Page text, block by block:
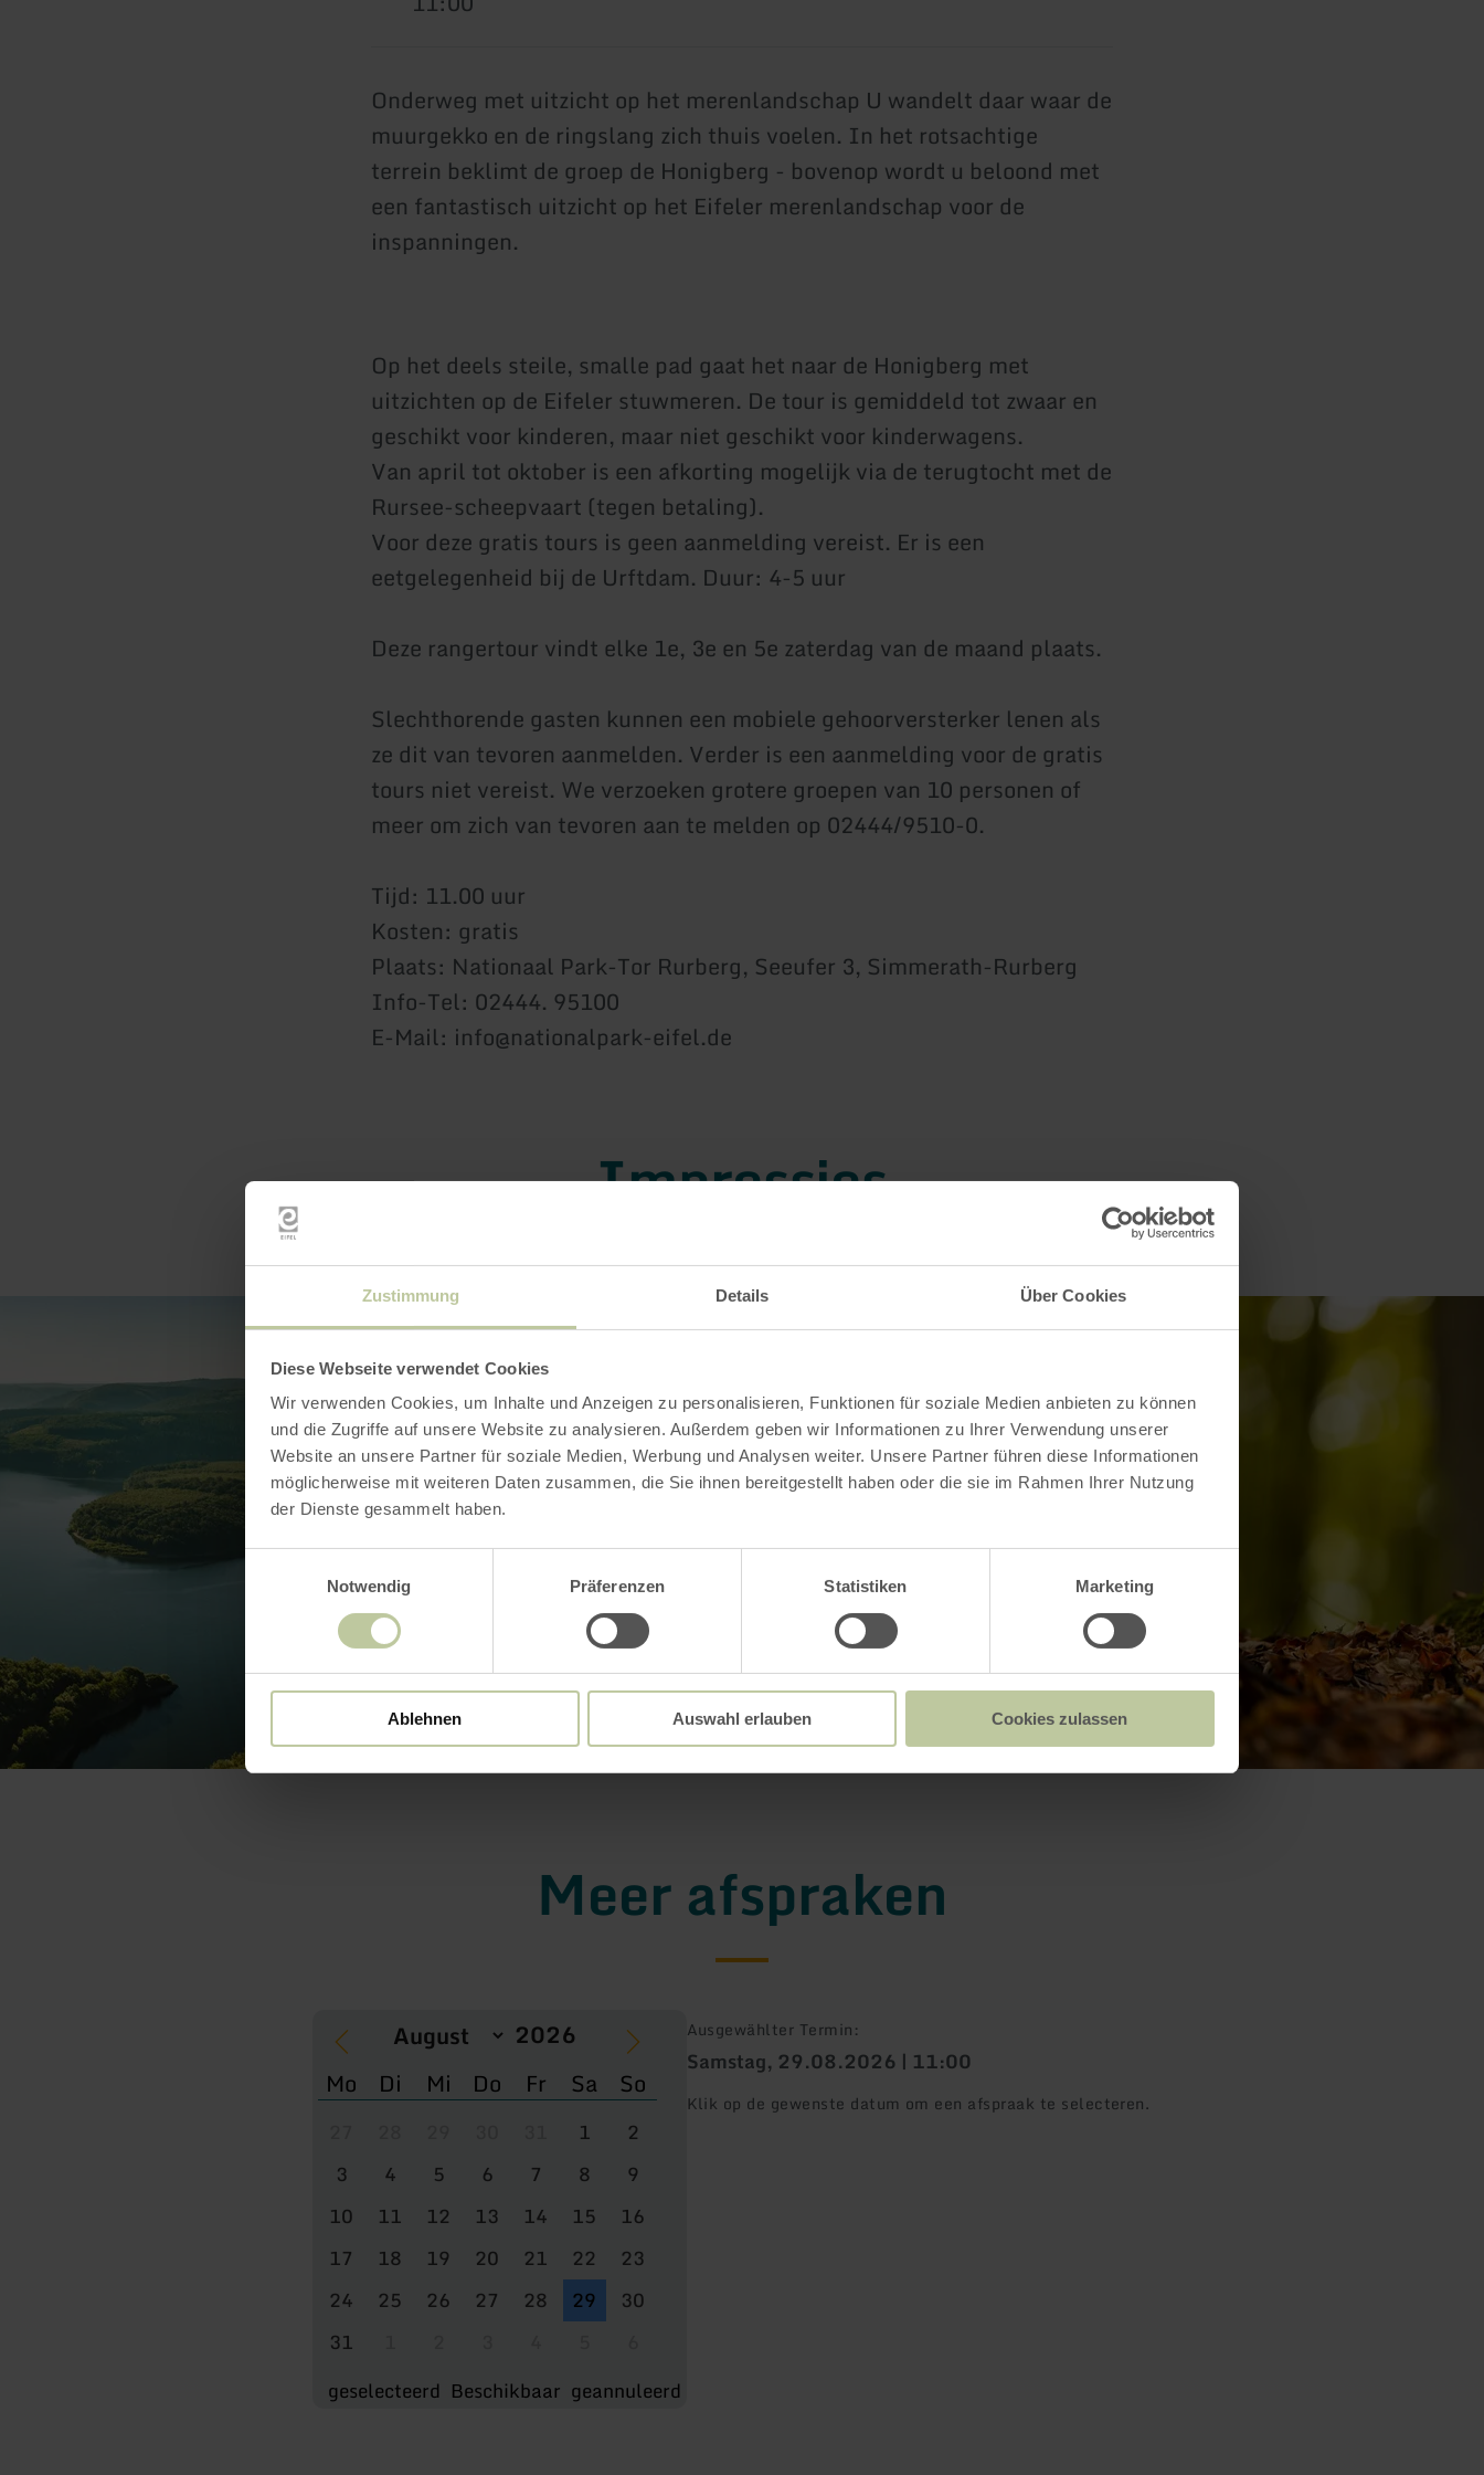
Zustimmung Details Über Cookies
Diese Webseite verwendet Cookies
Wir verwenden Cookies, um Inhalte und Anzeigen zu personalisieren, Funktionen für soziale Medien anbieten zu können
und die Zugriffe auf unsere Website zu analysieren. Außerdem geben wir Informationen zu Ihrer Verwendung unserer
Website an unsere Partner für soziale Medien, Werbung und Analysen weiter. Unsere Partner führen diese Informationen
möglicherweise mit weiteren Daten zusammen, die Sie ihnen bereitgestellt haben oder die sie im Rahmen Ihrer Nutzung
der Dienste gesammelt haben.
Notwendig
Präferenzen Statistiken Marketing
Ablehnen Auswahl erlauben Cookies zulassen
Onderweg met uitzicht op het merenlandschap U wandelt daar waar de
muurgekko en de ringslang zich thuis voelen. In het rotsachtige
terrein beklimt de groep de Honigberg - bovenop wordt u beloond met
een fantastisch uitzicht op het Eifeler merenlandschap voor de
inspanningen.
Op het deels steile, smalle pad gaat het naar de Honigberg met
uitzichten op de Eifeler stuwmeren. De tour is gemiddeld tot zwaar en
geschikt voor kinderen, maar niet geschikt voor kinderwagens.
Van april tot oktober is een afkorting mogelijk via de terugtocht met de
Rursee-scheepvaart (tegen betaling).
Voor deze gratis tours is geen aanmelding vereist. Er is een
eetgelegenheid bij de Urftdam. Duur: 4-5 uur
Deze rangertour vindt elke 1e, 3e en 5e zaterdag van de maand plaats.
Slechthorende gasten kunnen een mobiele gehoorversterker lenen als
ze dit van tevoren aanmelden. Verder is een aanmelding voor de gratis
tours niet vereist. We verzoeken grotere groepen van 10 personen of
meer om zich van tevoren aan te melden op 02444/9510-0.
Tijd: 11.00 uur
Kosten: gratis
Plaats: Nationaal Park-Tor Rurberg, Seeufer 3, Simmerath-Rurberg
Info-Tel: 02444. 95100
E-Mail: info@nationalpark-eifel.de
Impressies
Meer afspraken
Mo Di Mi Do Fr Sa So
1
2
3
4 5 6 7 8
9
10
11 12 13 14 15
16
17
18 19 20 21 22
23
24
25 26 27 28 29
30
31
geselecteerd Beschikbaar geannuleerd
Ausgewählter Termin:
Samstag, 29.08.2026 | 11:00
Klik op de gewenste datum om een afspraak te selecteren.